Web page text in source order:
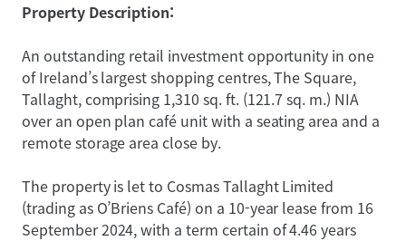
Property Description:
An outstanding retail investment opportunity in one
of Ireland’s largest shopping centres, The Square,
Tallaght, comprising 1,310 sq. ft. (121.7 sq. m.) NIA
over an open plan café unit with a seating area and a
remote storage area close by.
The property is let to Cosmas Tallaght Limited
(trading as O’Briens Café) on a 10-year lease from 16
September 2024, with a term certain of 4.46 years